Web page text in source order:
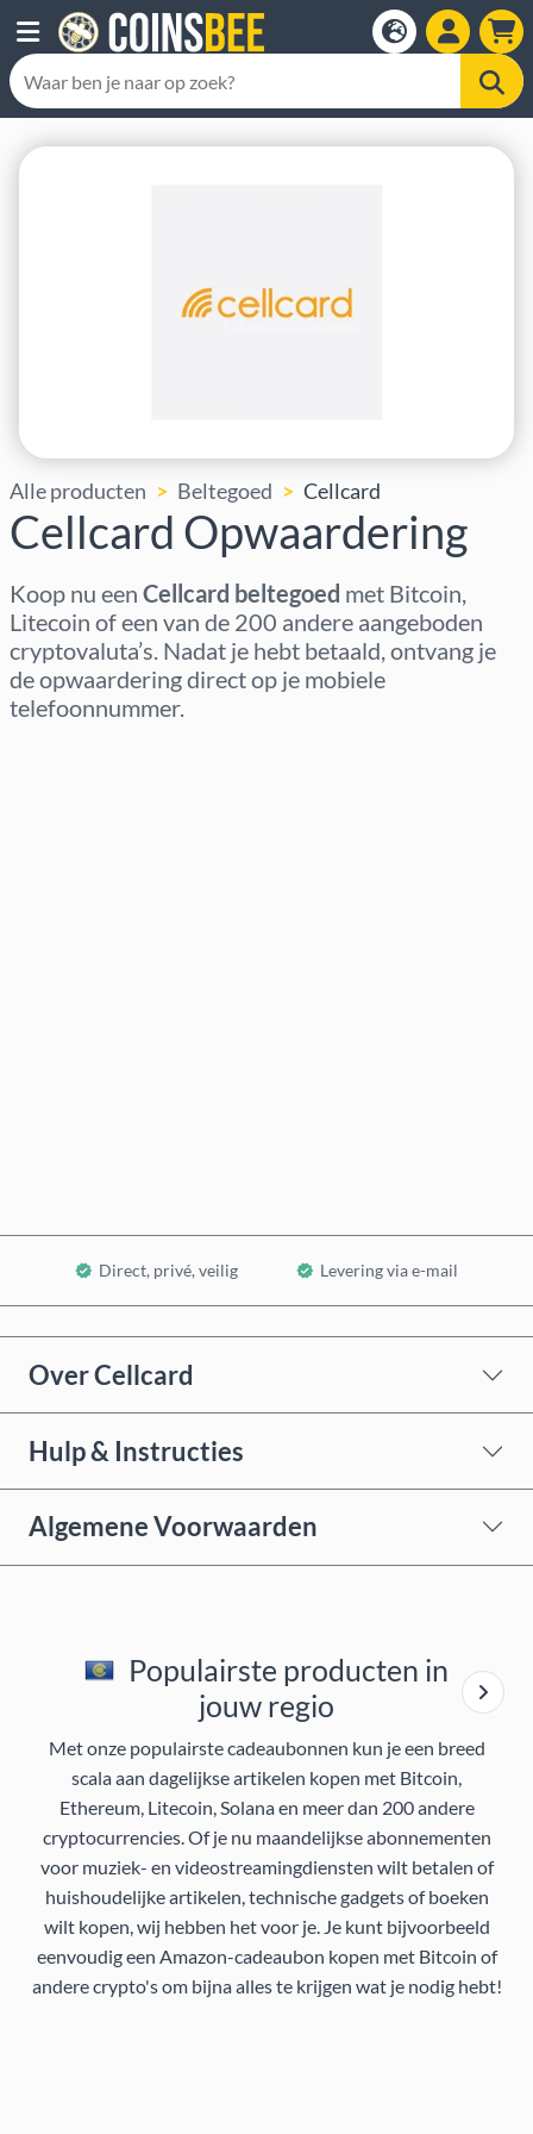
Alle producten Beltegoed Cellcard
Cellcard Opwaardering
Koop nu een Cellcard beltegoed met Bitcoin,
Litecoin of een van de 200 andere aangeboden
cryptovaluta’s. Nadat je hebt betaald, ontvang je
de opwaardering direct op je mobiele
telefoonnummer.
Direct, privé, veilig Levering via e-mail
Over Cellcard
Hulp & Instructies
Algemene Voorwaarden
Populairste producten in
jouw regio
Met onze populairste cadeaubonnen kun je een breed
scala aan dagelijkse artikelen kopen met Bitcoin,
Ethereum, Litecoin, Solana en meer dan 200 andere
cryptocurrencies. Of je nu maandelijkse abonnementen
voor muziek- en videostreamingdiensten wilt betalen of
huishoudelijke artikelen, technische gadgets of boeken
wilt kopen, wij hebben het voor je. Je kunt bijvoorbeeld
eenvoudig een Amazon-cadeaubon kopen met Bitcoin of
andere crypto's om bijna alles te krijgen wat je nodig hebt!